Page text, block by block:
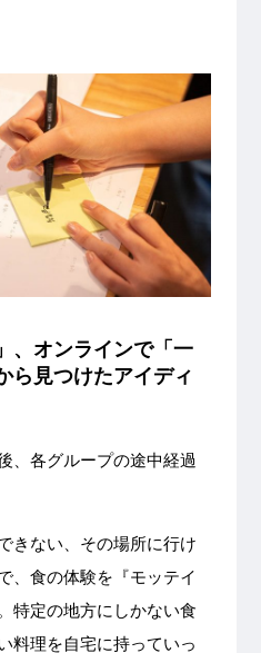
、オンラインで「一
ら見つけたアイディ
、各グループの途中経過
きない、その場所に行け
、食の体験を『モッテイ
特定の地方にしかない食
料理を自宅に持っていっ